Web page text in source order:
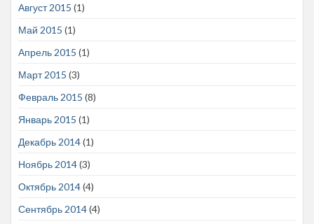
Август 2015 (1)
Май 2015 (1)
Апрель 2015 (1)
Март 2015 (3)
Февраль 2015 (8)
Январь 2015 (1)
Декабрь 2014(1)
Ноябрь 2014(3)
Октябрь 2014(4)
Сентябрь 2014(4)